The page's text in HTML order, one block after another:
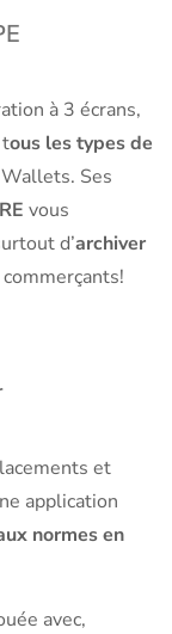
à 3 écrans,
tous les types de
Ses
vous
d’archiver
commerçants!
et
application
normes en
avec,